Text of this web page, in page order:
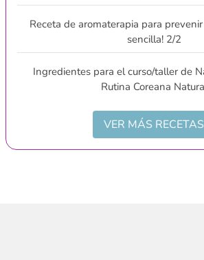
Receta de aromaterapia para prevenir
sencilla! 2/2
Ingredientes para el curso/taller de
Rutina Coreana
VER MÁS RECETAS